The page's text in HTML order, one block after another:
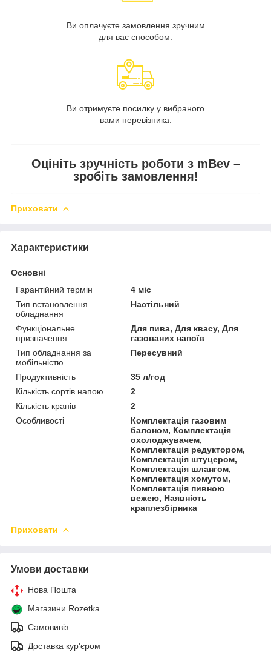
Ви оплачуєте замовлення зручним
для вас способом.
Ви отримуєте посилку у вибраного
вами перевізника.
Оцініть зручність роботи з mBev –
зробіть замовлення!
Приховати
Характеристики
Основні
Гарантійний термін
4 міс
Тип встановлення
обладнання
Настільний
Функціональне
призначення
Для пива, Для квасу, Для
газованих напоїв
Тип обладнання за
мобільністю
Пересувний
Продуктивність
35 л/год
Кількість сортів напою
2
Кількість кранів
2
Особливості
Комплектація газовим
балоном, Комплектація
охолоджувачем,
Комплектація редуктором,
Комплектація штуцером,
Комплектація шлангом,
Комплектація хомутом,
Комплектація пивною
вежею, Наявність
краплезбірника
Приховати
Умови доставки
Нова Пошта
Магазини Rozetka
Самовивіз
Доставка кур'єром